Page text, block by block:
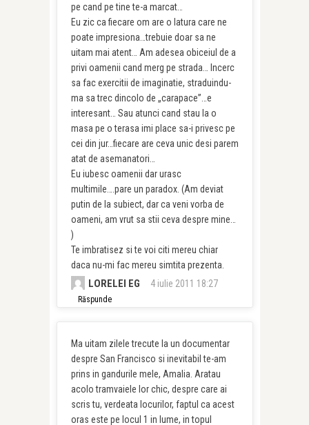
pe cand pe tine te-a marcat…
Eu zic ca fiecare om are o latura care ne
poate impresiona…trebuie doar sa ne
uitam mai atent… Am adesea obiceiul de a
privi oamenii cand merg pe strada… Incerc
sa fac exercitii de imaginatie, straduindu-
ma sa trec dincolo de „carapace”…e
interesant… Sau atunci cand stau la o
masa pe o terasa imi place sa-i privesc pe
cei din jur…fiecare are ceva unic desi parem
atat de asemanatori…
Eu iubesc oamenii dar urasc
multimile….pare un paradox. (Am deviat
putin de la subiect, dar ca veni vorba de
oameni, am vrut sa stii ceva despre mine…
)
Te imbratisez si te voi citi mereu chiar
daca nu-mi fac mereu simtita prezenta.
LORELEI EG 4 iulie 2011 18:27
Răspunde
Ma uitam zilele trecute la un documentar
despre San Francisco si inevitabil te-am
prins in gandurile mele, Amalia. Aratau
acolo tramvaiele lor chic, despre care ai
scris tu, verdeata locurilor, faptul ca acest
oras este pe locul 1 in lume, in topul